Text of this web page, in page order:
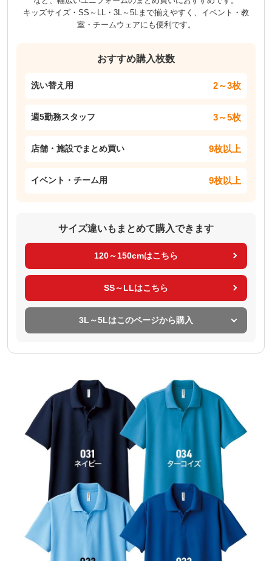
キッズサイズ・SS～LL・3L～5Lまで揃えやすく、イベント・教
室・チームウェアにも便利です。
おすすめ購入枚数
洗い替え用 2～3枚
週5勤務スタッフ 3～5枚
店舗・施設でまとめ買い 9枚以上
イベント・チーム用 9枚以上
サイズ違いもまとめて購入できます
120～150cmはこちら
SS～LLはこちら
3L～5Lはこのページから購入